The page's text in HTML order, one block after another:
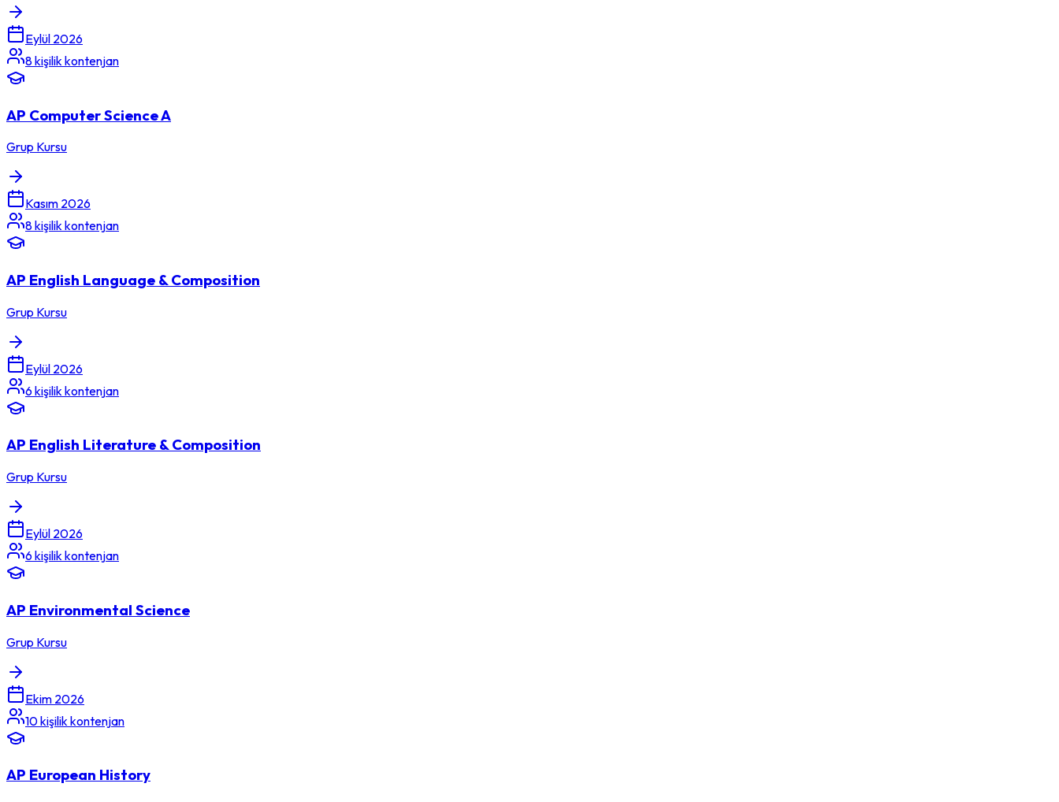
Eylül 2026
8kişilik kontenjan
AP Computer Science A
Grup Kursu
Kasım 2026
8kişilik kontenjan
AP English Language & Composition
Grup Kursu
Eylül 2026
6kişilik kontenjan
AP English Literature & Composition
Grup Kursu
Eylül 2026
6kişilik kontenjan
AP Environmental Science
Grup Kursu
Ekim 2026
10kişilik kontenjan
AP European History